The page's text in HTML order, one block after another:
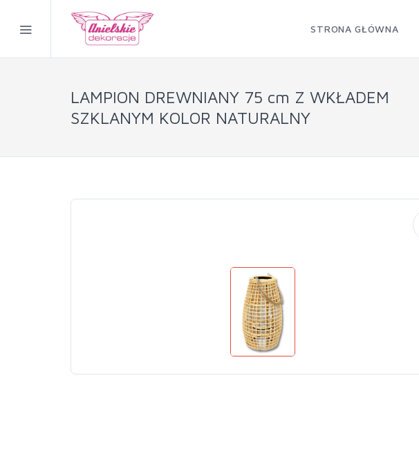
STRONA GŁÓWNA
LAMPION DREWNIANY 75 cm Z WKŁADEM
SZKLANYM KOLOR NATURALNY